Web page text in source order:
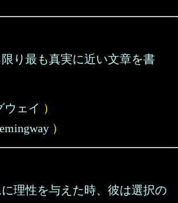
り最も真実に近い文章を書
ウェイ ）
）
理性を与えた時、彼は選択の